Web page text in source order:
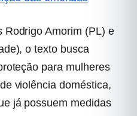
Rodrigo Amorim (PL) e
o texto busca
para mulheres
violência doméstica,
já possuem medidas